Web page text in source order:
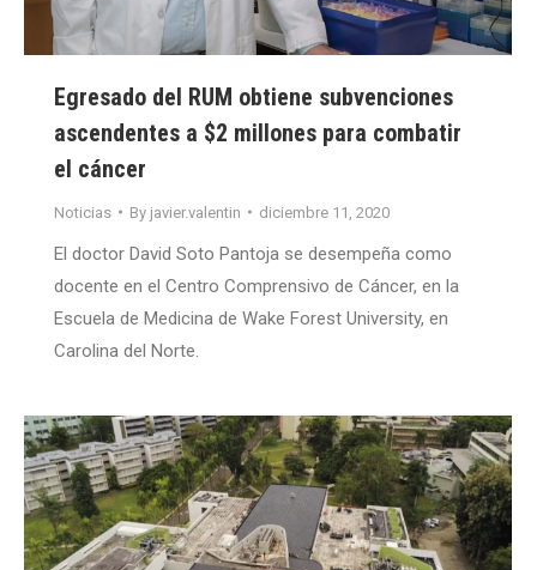
Egresado del RUM obtiene subvenciones
ascendentes a $2 millones para combatir
el cáncer
Noticias By javier.valentin diciembre 11, 2020
El doctor David Soto Pantoja se desempeña como
docente en el Centro Comprensivo de Cáncer, en la
Escuela de Medicina de Wake Forest University, en
Carolina del Norte.